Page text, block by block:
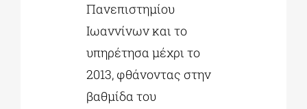
Πανεπιστημίου
Ιωαννίνων και το
υπηρέτησα μέχρι το
2013, φθάνοντας στην
βαθμίδα του